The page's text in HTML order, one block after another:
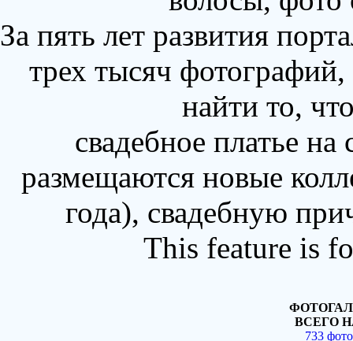
За пять лет развития
трех тысяч
найти то,
свадебное платье
размещаются новые
года), свадебную
This feature is
ВСЕГО
733